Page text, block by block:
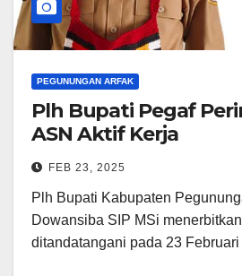
PEGUNUNGAN ARFAK
Plh Bupati Pegaf
ASN Aktif Kerja
FEB 23, 2025
Plh Bupati Kabupaten
Dowansiba SIP MSi
ditandatangani pada 23